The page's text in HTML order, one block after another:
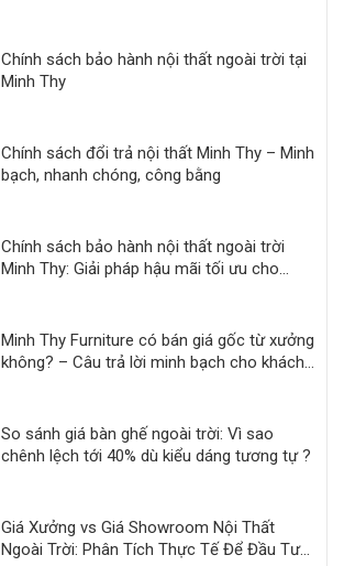
Chính sách bảo hành nội thất ngoài trời tại
Minh Thy
Chính sách đổi trả nội thất Minh Thy – Minh
bạch, nhanh chóng, công bằng
Chính sách bảo hành nội thất ngoài trời
Minh Thy: Giải pháp hậu mãi tối ưu cho
Minh Thy Furniture có bán giá gốc từ xưởng
không? – Câu trả lời minh bạch cho khách
So sánh giá bàn ghế ngoài trời: Vì sao
chênh lệch tới 40% dù kiểu dáng tương tự ?
Giá Xưởng vs Giá Showroom Nội Thất
Ngoài Trời: Phân Tích Thực Tế Để Đầu Tư